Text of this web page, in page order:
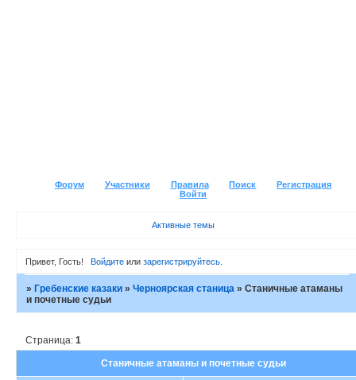
Форум Участники Правила Поиск
Регистрация
Войти
Активные темы
Привет, Гость! Войдитеили зарегистрируйтесь.
»Гребенские казаки »Черноярская станица »Станичные атаманы
и почетные судьи
Станичные атаманы и почетные судьи
Страница:1